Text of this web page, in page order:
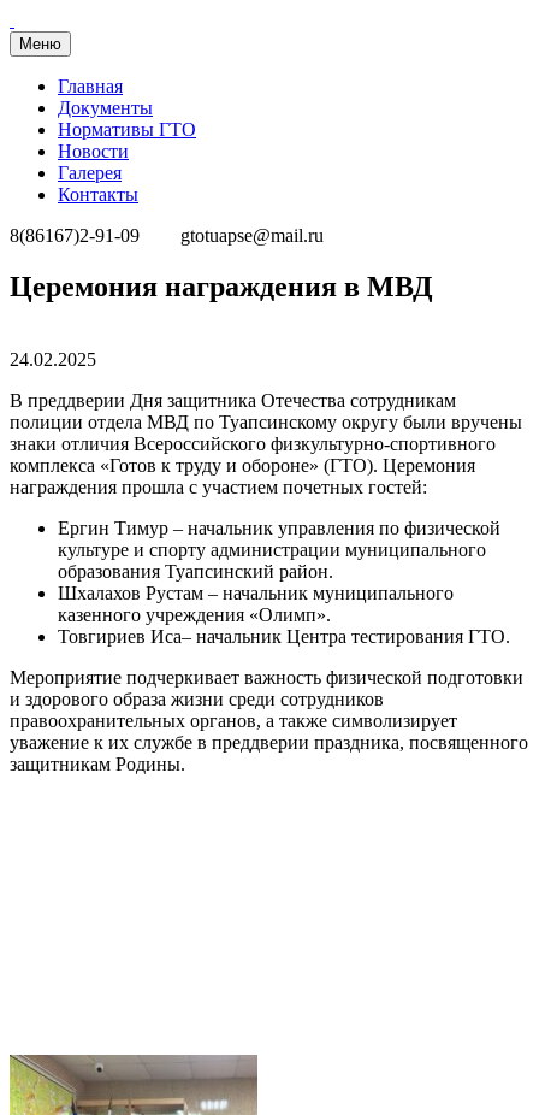
Меню
Главная
Документы
Нормативы ГТО
Новости
Галерея
Контакты
8(86167)2-91-09
gtotuapse@mail.ru
Перейти
к
Церемония награждения в МВД
Опубликовано
24.02.2025
В преддверии Дня защитника Отечества сотрудникам
полиции отдела МВД по Туапсинскому округу были вручены
знаки отличия Всероссийского физкультурно-спортивного
комплекса «Готов к труду и обороне» (ГТО). Церемония
награждения прошла с участием почетных гостей:
Ергин Тимур – начальник управления по физической
культуре и спорту администрации муниципального
образования Туапсинский район.
Шхалахов Рустам – начальник муниципального
казенного учреждения «Олимп».
Товгириев Иса– начальник Центра тестирования ГТО.
Мероприятие подчеркивает важность физической подготовки
и здорового образа жизни среди сотрудников
правоохранительных органов, а также символизирует
уважение к их службе в преддверии праздника, посвященного
защитникам Родины.